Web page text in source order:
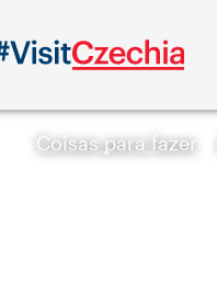
Coisas para fazer